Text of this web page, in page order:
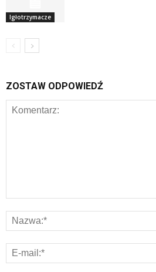
Igłotrzymacze
ZOSTAW ODPOWIEDŹ